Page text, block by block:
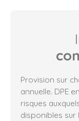
Provision sur
annuelle. DPE
risques
disponibles sur